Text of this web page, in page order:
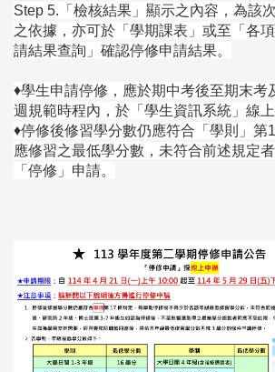
Step 5.「檢核結果」顯示之內容，為該
之依據，亦可於「學期課表」或至「各
請結果查詢」確認停修申請結果。
♦學生申請停修，應於期中考後至期末考
週規範時程內，於「學生資訊系統」線上
♦停修後修習學分數仍應符合「學則」第
應修習之最低學分數，未符合前述規定
「停修」申請。